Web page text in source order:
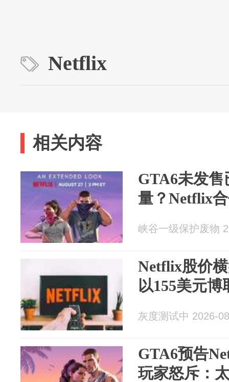
Netflix
相关内容
GTA6未发售
量？Netflix
峡谷一级保护废物
Netflix股价
以155美元博
灰度测试中 2026-
GTA6预告
玩家怒斥：